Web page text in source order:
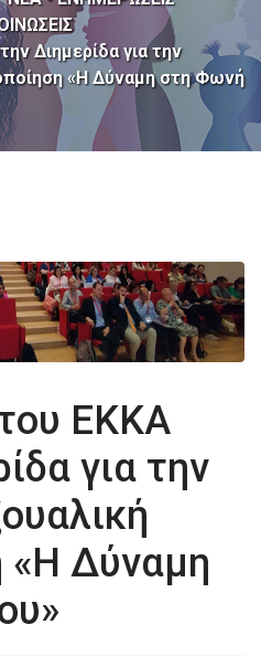
Διημερίδα για την
«Η Δύναμη στη Φωνή
ΕΚΚΑ
για την
«Η Δύναμη